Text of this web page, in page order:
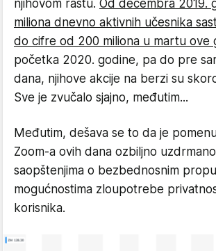
njihovom rastu. Od decembra 2019.
miliona dnevno aktivnih učesnika
do cifre od 200 miliona u martu ove
početka 2020. godine, pa do pre
dana, njihove akcije na berzi su
Sve je zvučalo sjajno, međutim...
Međutim, dešava se to da je
Zoom-a ovih dana ozbiljno
saopštenjima o bezbednosnim
mogućnostima zloupotrebe
korisnika.